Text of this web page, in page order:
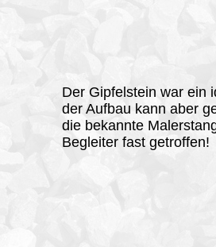
Der Gipfelstein war ein
der Aufbau kann aber
die bekannte
Begleiter fast getroffen!